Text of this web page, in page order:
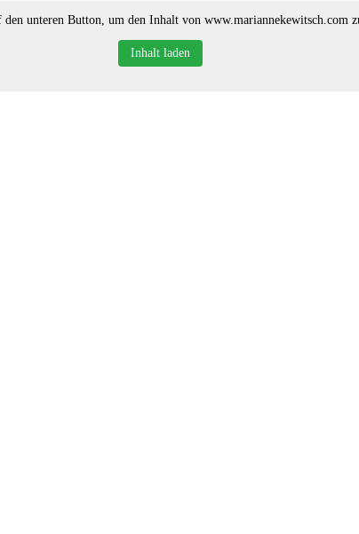
unteren Button, um den Inhalt von www.mariannekewitsch.com
Inhalt laden